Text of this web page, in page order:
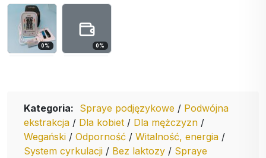
0% 0%
Kategoria: Spraye podjęzykowe / Podwójna
ekstrakcja / Dla kobiet / Dla mężczyzn /
Wegański / Odporność / Witalność, energia /
System cyrkulacji / Bez laktozy / Spraye